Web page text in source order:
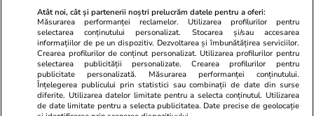
© 2026 Ringier Romania. Toate drepturile rezervate
Actualizare preferințe cookies
Atât noi, cât și partenerii noștri prelucrăm datele pentru a oferi:
Măsurarea performanței reclamelor. Utilizarea profilurilor pentru
selectarea conținutului personalizat. Stocarea și/sau accesarea
informațiilor de pe un dispozitiv. Dezvoltarea și îmbunătățirea serviciilor.
Crearea profilurilor de conținut personalizat. Utilizarea profilurilor pentru
selectarea publicității personalizate. Crearea profilurilor pentru
publicitate personalizată. Măsurarea performanței conținutului.
Înțelegerea publicului prin statistici sau combinații de date din surse
diferite. Utilizarea datelor limitate pentru a selecta conținutul. Utilizarea
de date limitate pentru a selecta publicitatea. Date precise de geolocație